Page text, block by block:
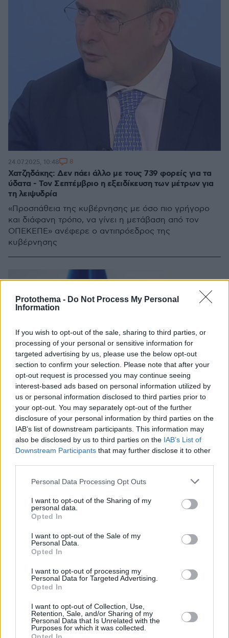
Protothema - Do Not Process My Personal
Information
If you wish to opt-out of the sale, sharing to third parties, or
processing of your personal or sensitive information for
targeted advertising by us, please use the below opt-out
section to confirm your selection. Please note that after your
opt-out request is processed you may continue seeing
interest-based ads based on personal information utilized by
us or personal information disclosed to third parties prior to
your opt-out. You may separately opt-out of the further
disclosure of your personal information by third parties on the
IAB’s list of downstream participants. This information may
also be disclosed by us to third parties on the IAB’s List of
Downstream Participants that may further disclose it to other
Please note that this website/app uses one or more Google
not limited to your visit or usage behaviour. You may click to
grant or deny consent to Google and its third-party tags to
use your data for below specified purposes in below Google
consent section.
Personal Data Processing Opt Outs
I want to opt-out of the Sharing of my
personal data.
Opted In
I want to opt-out of the Sale of my
Personal Data.
Opted In
I want to opt-out of processing my
Personal Data for Targeted Advertising.
Opted In
I want to opt-out of Collection, Use,
Retention, Sale, and/or Sharing of my
Personal Data that Is Unrelated with the
Purposes for which it was collected.
Χατζηδάκης: Δεν πάει άλλο με τους 739 φορείς για τα
ύδατα - Τον Σεπτέμβριο η εξειδίκευση των μέτρων για
τη λειψυδρία
«Προσπάθεια της κυβέρνησης με όσο πιο γρήγορο
και διάφανη τρόπο, να γίνει η μετάβαση από τον
ΟΠΕΚΕΠΕ» ανέφερε ο αντιπρόεδρος της
κυβέρνησης
24.07.2025, 10:48 8
Μέτρα από την Ευρωπαϊκή Ένωση για την καλύτερη
διαχείριση των υδάτινων αποθεμάτων
Ρούσβαλ θα παρουσιάσει την Στρατηγική της ΕΕ για
το Νερό - Διαβάστε το άρθρο της στο protothema.gr